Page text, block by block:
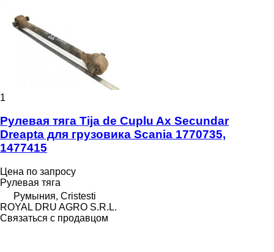
1
Рулевая тяга Tija de Cuplu Ax Secundar
Dreapta для грузовика Scania 1770735,
1477415
Цена по запросу
Рулевая тяга
Румыния, Cristesti
ROYAL DRU AGRO S.R.L.
Связаться с продавцом